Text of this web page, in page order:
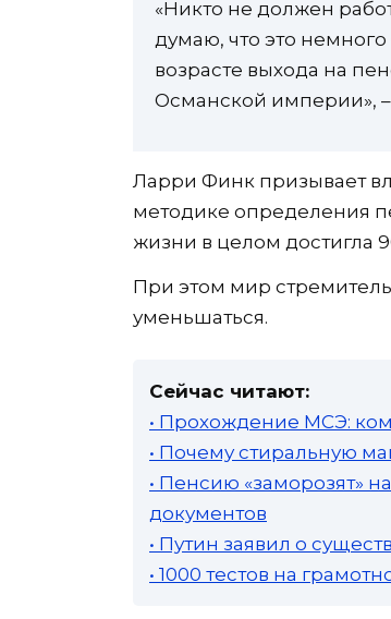
«Никто не должен
думаю, что это
возрасте выхода на
Османской империи», –
Ларри Финк призывает
методике определения
жизни в целом достигла
При этом мир
уменьшаться.
Сейчас читают:
• Прохождение МСЭ:
• Почему стиральную
• Пенсию «заморозят»
документов
• Путин заявил о
• 1000 тестов на